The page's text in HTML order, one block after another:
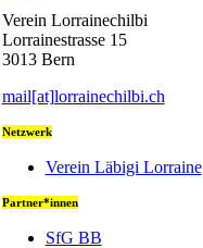
Verein Lorrainechilbi
Lorrainestrasse 15
3013 Bern
mail[at]lorrainechilbi.ch
Netzwerk
Verein Läbigi Lorraine
Partner*innen
SfG BB